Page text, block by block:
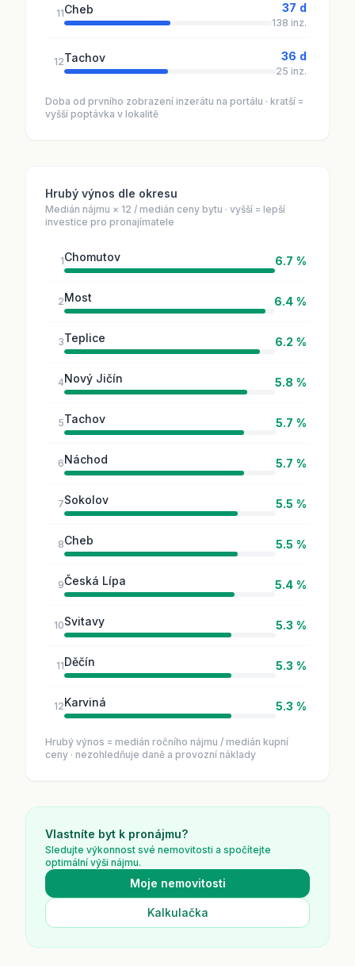
11Cheb 37 d
138 inz.
12Tachov 36 d
25 inz.
Doba od prvního zobrazení inzerátu na portálu · kratší =
vyšší poptávka v lokalitě
Hrubý výnos dle okresu
Medián nájmu × 12 / medián ceny bytu · vyšší = lepší
investice pro pronajímatele
1Chomutov 6.7 %
2Most 6.4 %
3Teplice 6.2 %
4Nový Jičín 5.8 %
5Tachov 5.7 %
6Náchod 5.7 %
7Sokolov 5.5 %
8Cheb 5.5 %
9Česká Lípa 5.4 %
10Svitavy 5.3 %
11Děčín 5.3 %
12Karviná 5.3 %
Hrubý výnos = medián ročního nájmu / medián kupní
ceny · nezohledňuje daně a provozní náklady
Vlastníte byt k pronájmu?
Sledujte výkonnost své nemovitosti a spočítejte
optimální výši nájmu.
Moje nemovitosti
Kalkulačka